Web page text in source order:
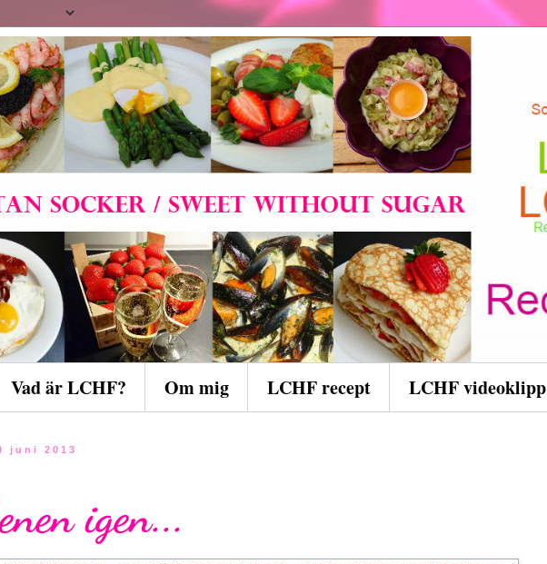
Vad är LCHF? Om mig LCHF recept LCHF videoklipp
juni 2013
igen...